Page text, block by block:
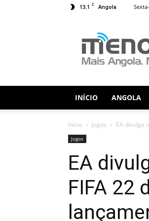
13.1 C Angola
INÍCIO ANGOLA
Início Jogos EA divulga
Jogos
EA
FIFA 22